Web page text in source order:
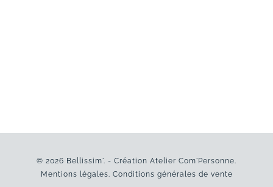
© 2026 Bellissim'. - Création Atelier Com'Personne.
Mentions légales. Conditions générales de vente